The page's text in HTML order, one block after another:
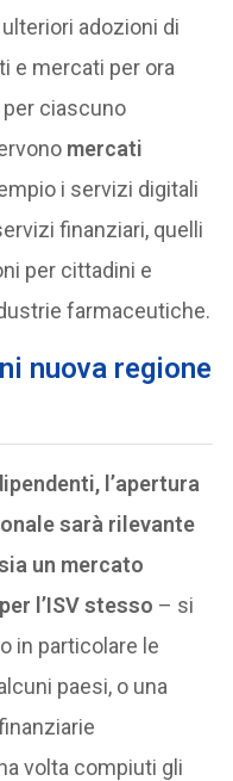
adozioni di
e mercati per ora
ciascuno
mercati
i servizi digitali
finanziari, quelli
per cittadini e
farmaceutiche.
nuova regione
l’apertura
sarà rilevante
un mercato
l’ISV stesso – si
in particolare le
paesi, o una
volta compiuti gli